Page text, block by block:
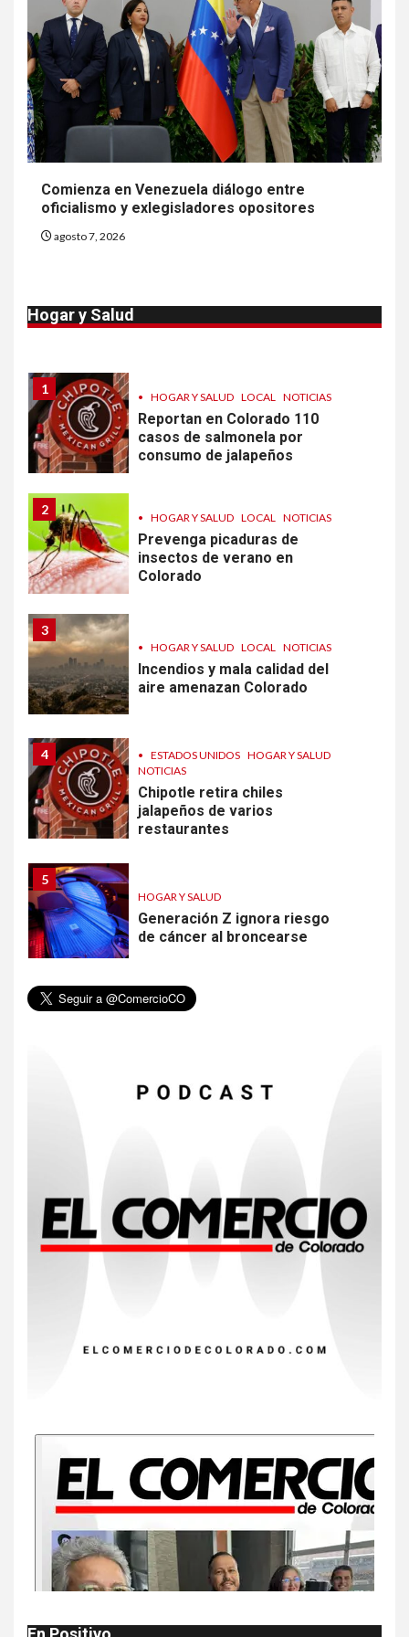
Comienza en Venezuela diálogo entre
oficialismo y exlegisladores opositores
agosto 7, 2026
Hogar y Salud
• ESTADOS UNIDOS HOGAR Y SALUD
NOTICIAS
EE. UU. reporta sus primeras
dos muertes por Cyclospora
en Michigan
ESTADOS UNIDOS
HOGAR Y SALUD
NOTICIAS
Más casos de sarampión en
EEUU este año que en 2025
por parásito que causa
1
• HOGAR Y SALUD LOCAL NOTICIAS
Reportan en Colorado 110
casos de salmonela por
consumo de jalapeños
2
• HOGAR Y SALUD LOCAL NOTICIAS
Prevenga picaduras de
insectos de verano en
Colorado
3
• HOGAR Y SALUD LOCAL NOTICIAS
Incendios y mala calidad del
aire amenazan Colorado
4 • ESTADOS UNIDOS HOGAR Y SALUD
NOTICIAS
Chipotle retira chiles
jalapeños de varios
restaurantes
5
HOGAR Y SALUD
Generación Z ignora riesgo
de cáncer al broncearse
6
precio
8 • ESTADOS UNIDOS HOGAR Y SALUD
EEUU este año que en 2025
• ESTADOS UNIDOS
HOGAR Y SALUD
NOTICIAS
Van 4,100 casos confirmados
por parásito que causa
diarrea en EEUU
• HOGAR Y SALUD LOCAL NOTICIAS